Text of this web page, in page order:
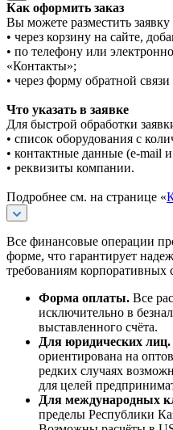
Как оформить заказ
Вы можете разместить
• через корзину на сайте,
• по телефону или
«Контакты»;
• через форму обратной
Что указать в заявке
Для быстрой обработки
• список оборудования с
• контактные данные (e-mail
• реквизиты компании.
Подробнее см. на странице «
Все финансовые операции
форме, что гарантирует
требованиям корпоративных
Форма оплаты. Все
исключительно в
выставленного счёта.
Для юридических лиц.
ориентирована на
редких случаях
для целей
Для международных
пределы Республики